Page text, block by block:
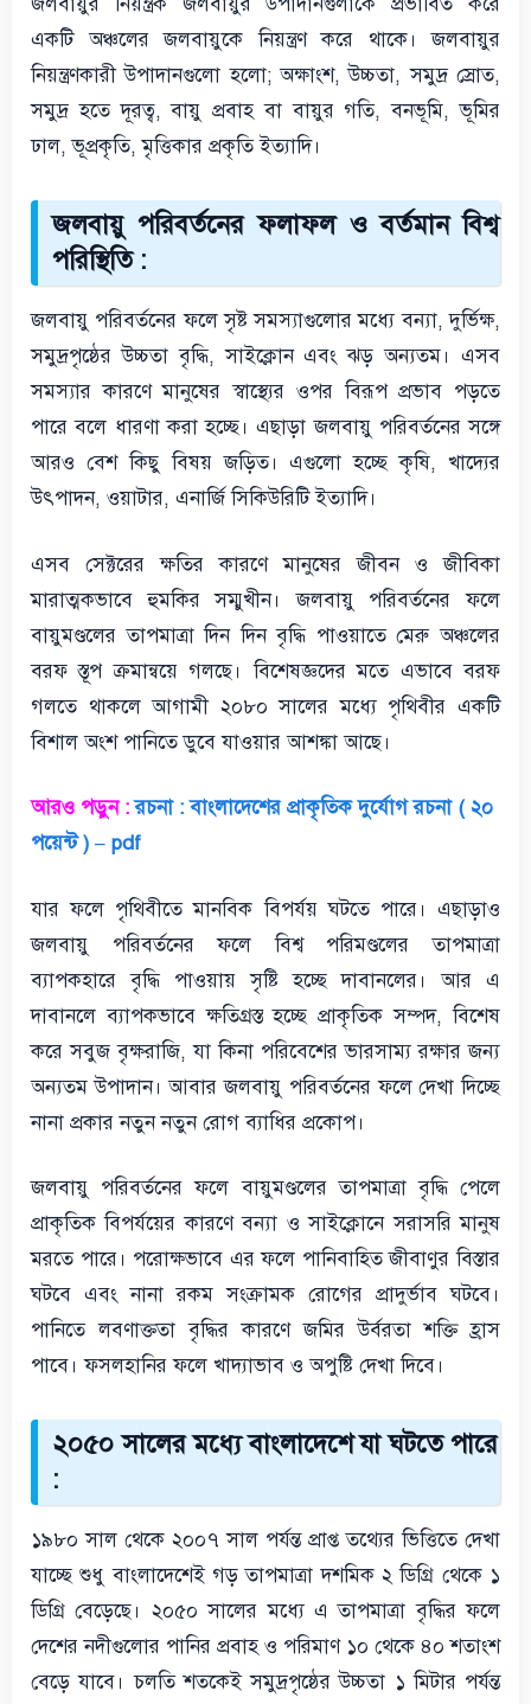
একটি অঞ্চলের জলবায়ুকে নিয়ন্ত্রণ করে থাকে। জলবায়ুর
নিয়ন্ত্রণকারী উপাদানগুলো হলো; অক্ষাংশ, উচ্চতা, সমুদ্র স্রোত,
সমুদ্র হতে দূরত্ব, বায়ু প্রবাহ বা বায়ুর গতি, বনভূমি, ভূমির
ঢাল, ভূপ্রকৃতি, মৃত্তিকার প্রকৃতি ইত্যাদি।
জলবায়ু পরিবর্তনের ফলাফল ও বর্তমান বিশ্ব
পরিস্থিতি :
জলবায়ু পরিবর্তনের ফলে সৃষ্ট সমস্যাগুলোর মধ্যে বন্যা, দুর্ভিক্ষ,
সমুদ্রপৃষ্ঠের উচ্চতা বৃদ্ধি, সাইক্লোন এবং ঝড় অন্যতম। এসব
সমস্যার কারণে মানুষের স্বাস্থ্যের ওপর বিরূপ প্রভাব পড়তে
পারে বলে ধারণা করা হচ্ছে। এছাড়া জলবায়ু পরিবর্তনের সঙ্গে
আরও বেশ কিছু বিষয় জড়িত। এগুলো হচ্ছে কৃষি, খাদ্যের
উৎপাদন, ওয়াটার, এনার্জি সিকিউরিটি ইত্যাদি।
এসব সেক্টরের ক্ষতির কারণে মানুষের জীবন ও জীবিকা
মারাত্মকভাবে হুমকির সম্মুখীন। জলবায়ু পরিবর্তনের ফলে
বায়ুমণ্ডলের তাপমাত্রা দিন দিন বৃদ্ধি পাওয়াতে মেরু অঞ্চলের
বরফ স্তূপ ক্রমান্বয়ে গলছে। বিশেষজ্ঞদের মতে এভাবে বরফ
গলতে থাকলে আগামী ২০৮০ সালের মধ্যে পৃথিবীর একটি
বিশাল অংশ পানিতে ডুবে যাওয়ার আশঙ্কা আছে।
আরও পড়ুন : রচনা : বাংলাদেশের প্রাকৃতিক দুর্যোগ রচনা ( ২০
পয়েন্ট ) – pdf
যার ফলে পৃথিবীতে মানবিক বিপর্যয় ঘটতে পারে। এছাড়াও
জলবায়ু পরিবর্তনের ফলে বিশ্ব পরিমণ্ডলের তাপমাত্রা
ব্যাপকহারে বৃদ্ধি পাওয়ায় সৃষ্টি হচ্ছে দাবানলের। আর এ
দাবানলে ব্যাপকভাবে ক্ষতিগ্রস্ত হচ্ছে প্রাকৃতিক সম্পদ, বিশেষ
করে সবুজ বৃক্ষরাজি, যা কিনা পরিবেশের ভারসাম্য রক্ষার জন্য
অন্যতম উপাদান। আবার জলবায়ু পরিবর্তনের ফলে দেখা দিচ্ছে
নানা প্রকার নতুন নতুন রোগ ব্যাধির প্রকোপ।
জলবায়ু পরিবর্তনের ফলে বায়ুমণ্ডলের তাপমাত্রা বৃদ্ধি পেলে
প্রাকৃতিক বিপর্যয়ের কারণে বন্যা ও সাইক্লোনে সরাসরি মানুষ
মরতে পারে। পরোক্ষভাবে এর ফলে পানিবাহিত জীবাণুর বিস্তার
ঘটবে এবং নানা রকম সংক্রামক রোগের প্রাদুর্ভাব ঘটবে।
পানিতে লবণাক্ততা বৃদ্ধির কারণে জমির উর্বরতা শক্তি হ্রাস
পাবে। ফসলহানির ফলে খাদ্যাভাব ও অপুষ্টি দেখা দিবে।
২০৫০ সালের মধ্যে বাংলাদেশে যা ঘটতে পারে
:
১৯৮০ সাল থেকে ২০০৭ সাল পর্যন্ত প্রাপ্ত তথ্যের ভিত্তিতে দেখা
যাচ্ছে শুধু বাংলাদেশেই গড় তাপমাত্রা দশমিক ২ ডিগ্রি থেকে ১
ডিগ্রি বেড়েছে। ২০৫০ সালের মধ্যে এ তাপমাত্রা বৃদ্ধির ফলে
দেশের নদীগুলোর পানির প্রবাহ ও পরিমাণ ১০ থেকে ৪০ শতাংশ
বেড়ে যাবে। চলতি শতকেই সমুদ্রপৃষ্ঠের উচ্চতা ১ মিটার পর্যন্ত